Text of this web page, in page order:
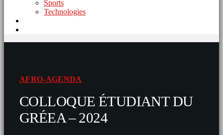
Sports
Technologies
AFRO-AGENDA
COLLOQUE ÉTUDIANT DU
GRÉEA – 2024